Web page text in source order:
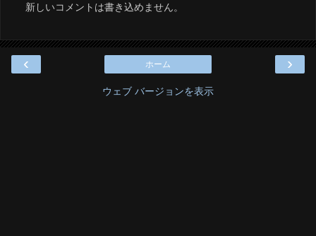
新しいコメントは書き込めません。
‹ ›
ホーム
ウェブ バージョンを表示